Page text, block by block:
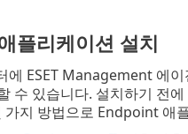
플리케이션 설치
ESET Management 에
있습니다. 설치하기 전에
지 방법으로 Endpoint 애